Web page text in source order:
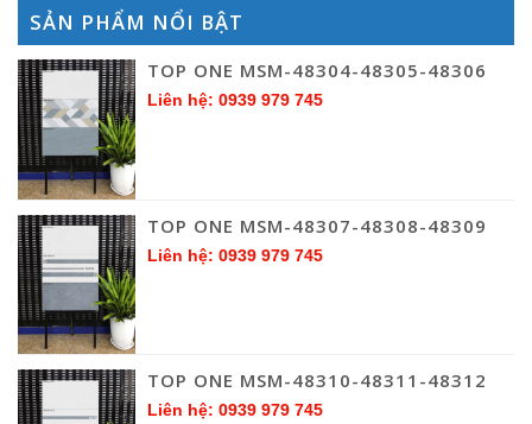
SẢN PHẨM NỔI BẬT
TOP ONE MSM-48304-48305-48306
Liên hệ: 0939 979 745
TOP ONE MSM-48307-48308-48309
Liên hệ: 0939 979 745
TOP ONE MSM-48310-48311-48312
Liên hệ: 0939 979 745